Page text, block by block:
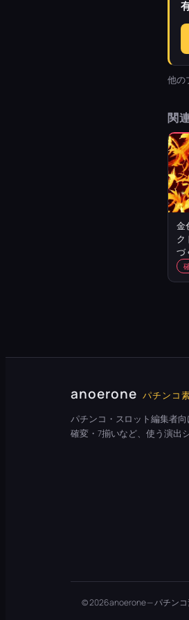
他の
関
金
ク
づ
anoerone パチンコ
パチンコ・スロット編集者
確変・7揃いなど、使う演出
© 2026 anoerone — パチン